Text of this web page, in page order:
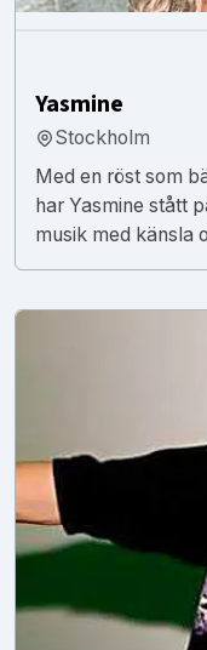
Yasmine
Stockholm
Med en röst som
har Yasmine stått
musik med känsla